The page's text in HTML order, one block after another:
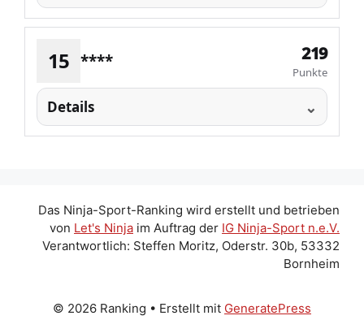
15 **** 219
Punkte
Details
Das Ninja-Sport-Ranking wird erstellt und betrieben
von Let's Ninja im Auftrag der IG Ninja-Sport n.e.V.
Verantwortlich: Steffen Moritz, Oderstr. 30b, 53332
Bornheim
© 2026 Ranking • Erstellt mit GeneratePress